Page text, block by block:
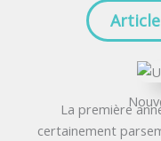
La première
certainement